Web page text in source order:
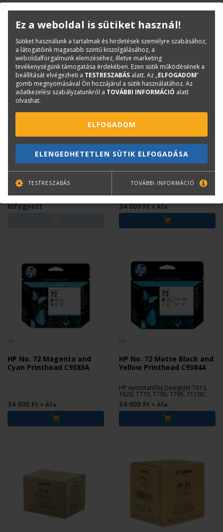
Kifogyott Kifogyott
HP No. 11 Yellow Printhead
C4813A
Kifogyott
HP
HP No. 72 Grey and Photo
Black Printhead C9380A
34 600 Ft + Áfa
HP No. 72 Magenta and
Cyan Printhead C9383A
34 600 Ft + Áfa
HP No. 72 Matte Black and
Yellow Printhead C9384A
HP nyomtatófej DesignJet T610,
T620, T770, T790, T795, T1100,
T1120, T1200, T1300, T2300
plotterekhez.
34 600 Ft + Áfa
Ez a weboldal is sütiket használ!
Sütiket használunk a tartalmak és hirdetések személyre szabásához,
a látogatóink magasabb szintű kiszolgálásához, a
weboldalforgalmunk elemzéséhez, illetve marketing
tevékenységünk támogatása érdekében. Ezen sütik működésének a
beállítását elvégezheti a TESTRESZABÁS alatt. Az „ELFOGADOM”
gomb megnyomásával Ön hozzájárul a sütik használatához. Az
adatkezelési szabályzatunkról a TOVÁBBI INFORMÁCIÓ alatt
olvashat.
ELFOGADOM
ELENGEDHETETLEN SÜTIK ELFOGADÁSA
TESTRESZABÁS TOVÁBBI INFORMÁCIÓ